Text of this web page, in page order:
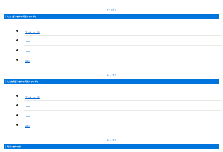
もっと見る
犬山口駅の物件を間取りから探す
ワンルーム・1K
1LDK
2LDK
3LDK
もっと見る
犬山遊園駅の物件を間取りから探す
ワンルーム・1K
1LDK
2LDK
3LDK
もっと見る
周辺の物件情報